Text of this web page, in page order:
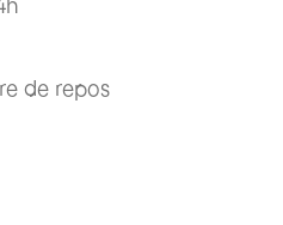
de repos